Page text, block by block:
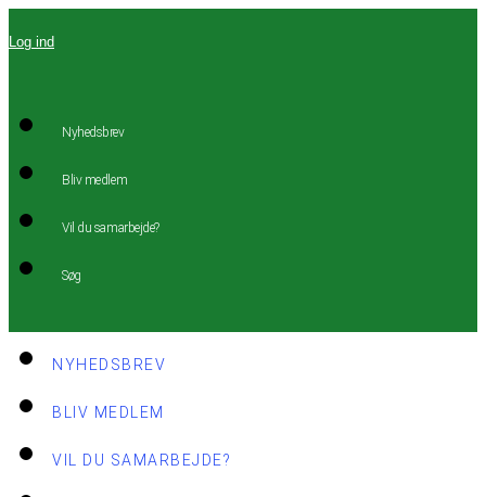
Videre
indhold
Log ind
Nyhedsbrev
Bliv medlem
Vil du samarbejde?
Søg
NYHEDSBREV
BLIV MEDLEM
VIL DU SAMARBEJDE?